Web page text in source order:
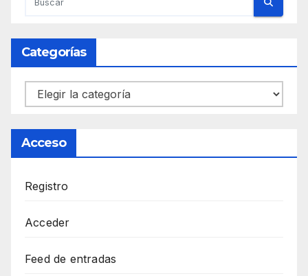
Categorías
Categorías
Acceso
Registro
Acceder
Feed de entradas